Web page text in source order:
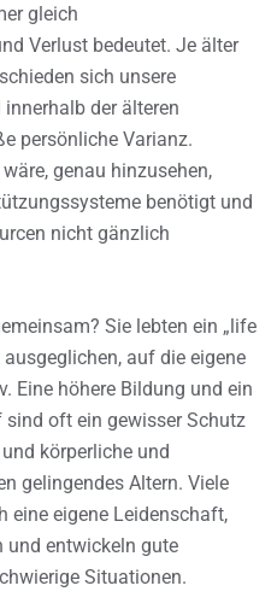
gleich
Verlust bedeutet. Je älter
sich unsere
der älteren
persönliche Varianz.
genau hinzusehen,
benötigt und
nicht gänzlich
Sie lebten ein „life
auf die eigene
Eine höhere Bildung und ein
sind oft ein gewisser Schutz
körperliche und
gelingendes Altern. Viele
eine eigene Leidenschaft,
und entwickeln gute
Situationen.